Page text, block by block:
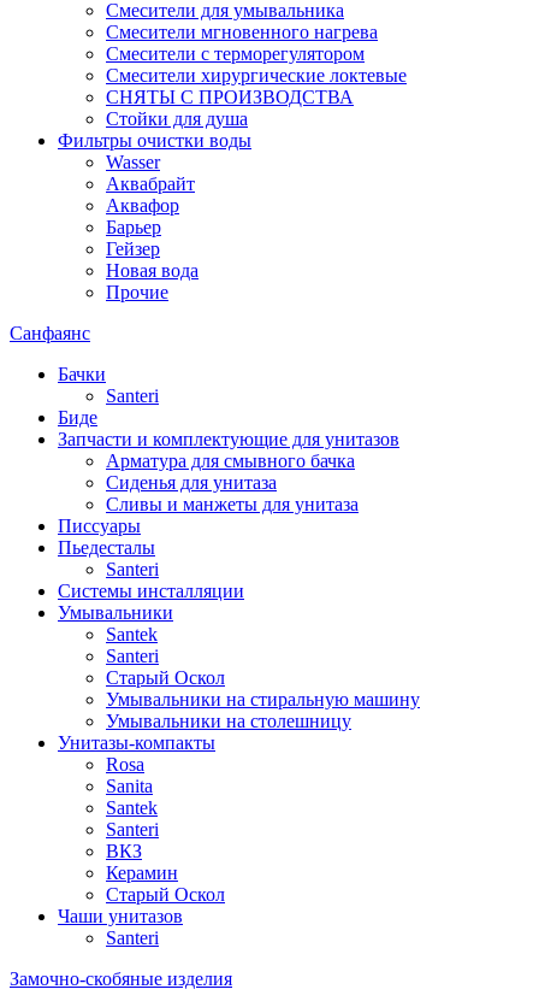
Смесители для умывальника
Смесители мгновенного нагрева
Смесители с терморегулятором
Смесители хирургические локтевые
СНЯТЫ С ПРОИЗВОДСТВА
Стойки для душа
Фильтры очистки воды
Wasser
Аквабрайт
Аквафор
Барьер
Гейзер
Новая вода
Прочие
Санфаянс
Бачки
Santeri
Биде
Запчасти и комплектующие для унитазов
Арматура для смывного бачка
Сиденья для унитаза
Сливы и манжеты для унитаза
Писсуары
Пьедесталы
Santeri
Системы инсталляции
Умывальники
Santek
Santeri
Старый Оскол
Умывальники на стиральную машину
Умывальники на столешницу
Унитазы-компакты
Rosa
Sanita
Santek
Santeri
ВКЗ
Керамин
Старый Оскол
Чаши унитазов
Santeri
Замочно-скобяные изделия